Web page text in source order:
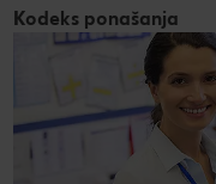
Kodeks ponašanja